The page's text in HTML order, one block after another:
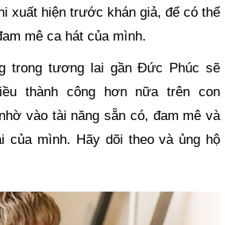
xuất hiện trước khán giả, để có thể
mê ca hát của mình.
trong tương lai gần Đức Phúc sẽ
thành công hơn nữa trên con
vào tài năng sẵn có, đam mê và
của mình. Hãy dõi theo và ủng hộ